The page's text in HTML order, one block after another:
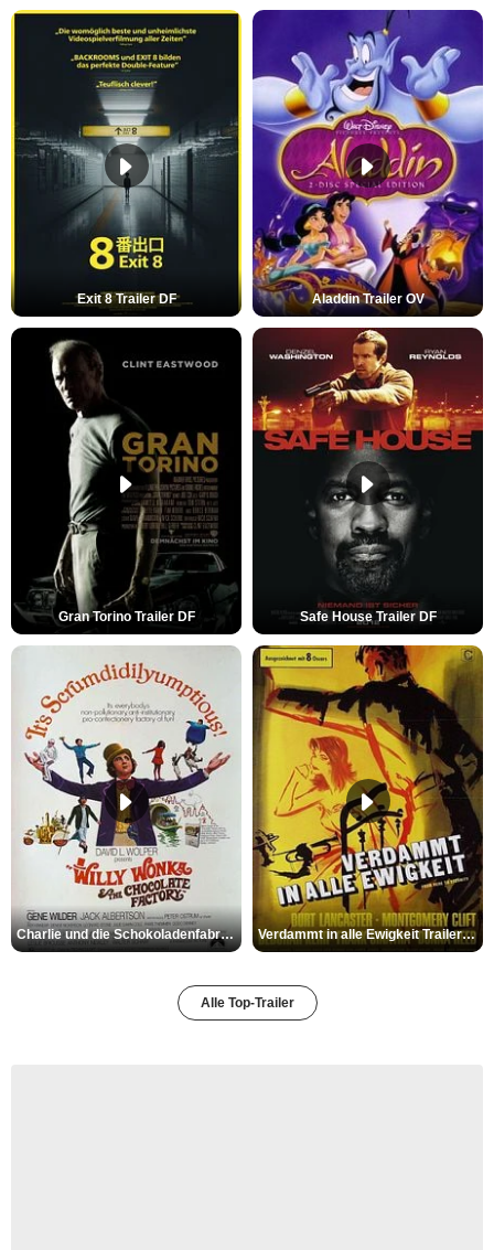
Exit 8 Trailer DF Aladdin Trailer OV
Gran Torino Trailer DF Safe House Trailer DF
Charlie und die Schokoladenfabrik Trailer OV Verdammt in alle Ewigkeit Trailer OV
Alle Top-Trailer